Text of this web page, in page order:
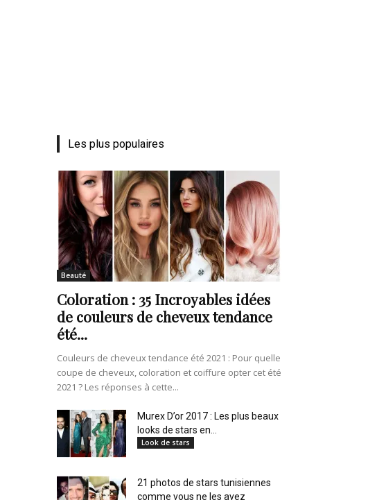
Les plus populaires
Beauté
Coloration : 35 Incroyables idées
de couleurs de cheveux tendance
été...
Couleurs de cheveux tendance été 2021 : Pour quelle
coupe de cheveux, coloration et coiffure opter cet été
2021 ? Les réponses à cette...
Murex D’or 2017 : Les plus beaux
looks de stars en...
Look de stars
21 photos de stars tunisiennes
comme vous ne les avez